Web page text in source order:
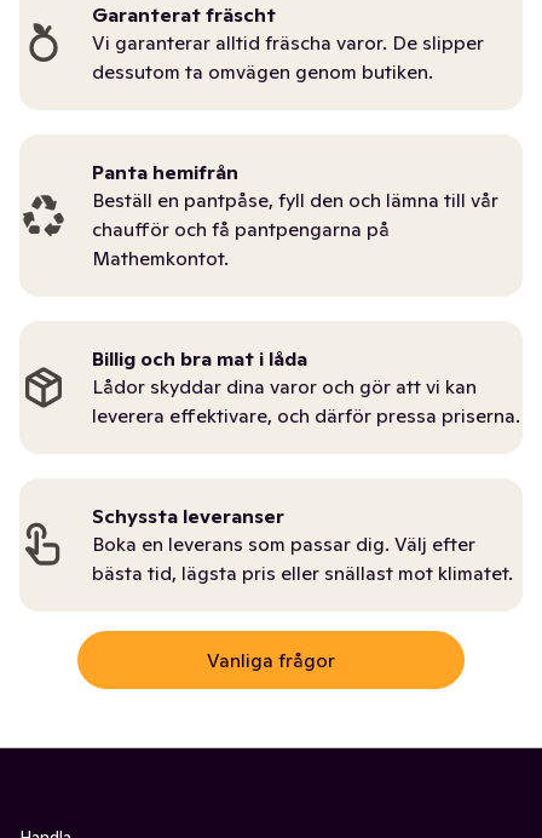
Garanterat fräscht
Vi garanterar alltid fräscha varor. De slipper
dessutom ta omvägen genom butiken.
Panta hemifrån
Beställ en pantpåse, fyll den och lämna till vår
chaufför och få pantpengarna på
Mathemkontot.
Billig och bra mat i låda
Lådor skyddar dina varor och gör att vi kan
leverera effektivare, och därför pressa priserna.
Schyssta leveranser
Boka en leverans som passar dig. Välj efter
bästa tid, lägsta pris eller snällast mot klimatet.
Vanliga frågor